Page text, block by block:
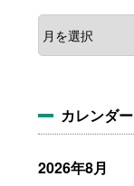
ア
ー
カ
カレンダー
2026年8月